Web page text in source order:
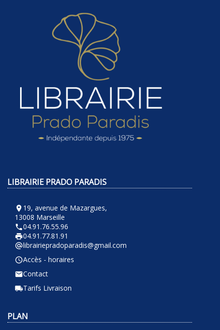
LIBRAIRIE PRADO PARADIS
room 19, avenue de Mazargues,
13008 Marseille
phone04.91.76.55.96
local_printshop04.91.77.81.91
alternate_emaillibrairiepradoparadis@gmail.com
query_builderAccès - horaires
emailContact
local_shippingTarifs Livraison
PLAN